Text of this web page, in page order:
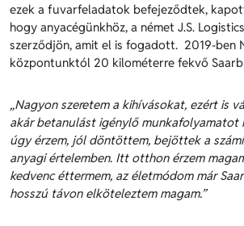
ezek a fuvarfeladatok befejeződtek,
hogy anyacégünkhöz, a német J.S.
szerződjön, amit el is fogadott. 2019-ben
központunktól 20 kilométerre fekvő
„Nagyon szeretem a kihívásokat, ezért is
akár betanulást igénylő munkafolyamatot
úgy érzem, jól döntöttem, bejöttek a
anyagi értelemben. Itt otthon érzem
kedvenc éttermem, az életmódom már
hosszú távon elköteleztem magam.”